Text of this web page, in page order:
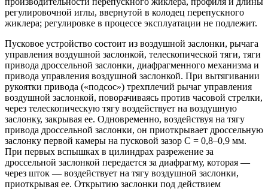
регулировочной иглы, ввернутой в колодец перепускного
жиклера; регулировке в процессе эксплуатации не подлежит.
Пусковое устройство состоит из воздушной заслонки, рычага
управления воздушной заслонкой, телескопической тяги, тяги
привода дроссельной заслонки, диафрагменного механизма и
привода управления воздушной заслонкой. При вытягивании
рукоятки привода («подсос») трехплечий рычаг управления
воздушной заслонкой, поворачиваясь против часовой стрелки,
через телескопическую тягу воздействует на воздушную
заслонку, закрывая ее. Одновременно, воздействуя на тягу
привода дроссельной заслонки, он приоткрывает дроссельную
заслонку первой камеры на пусковой зазор С = 0,8–0,9 мм.
При первых вспышках в цилиндрах разрежение за
дроссельной заслонкой передается за диафрагму, которая —
через шток — воздействует на тягу воздушной заслонки,
приоткрывая ее. Открытию заслонки под действием